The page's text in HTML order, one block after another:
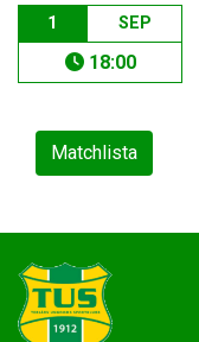
1 SEP
18:00
Matchlista